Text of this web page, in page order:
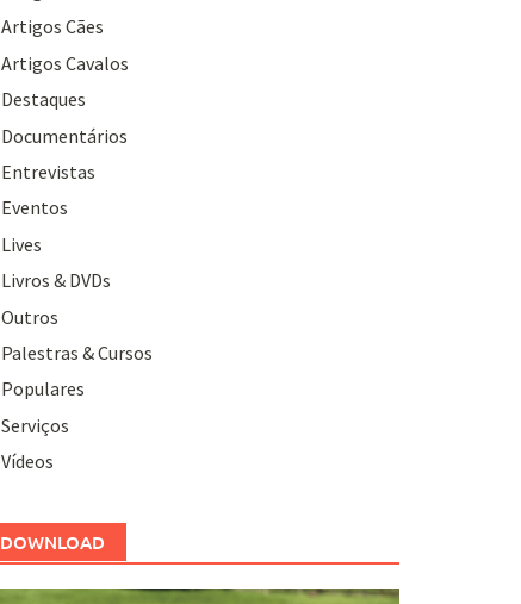
Artigos Cães
Artigos Cavalos
Destaques
Documentários
Entrevistas
Eventos
Lives
Livros & DVDs
Outros
Palestras & Cursos
Populares
Serviços
Vídeos
DOWNLOAD